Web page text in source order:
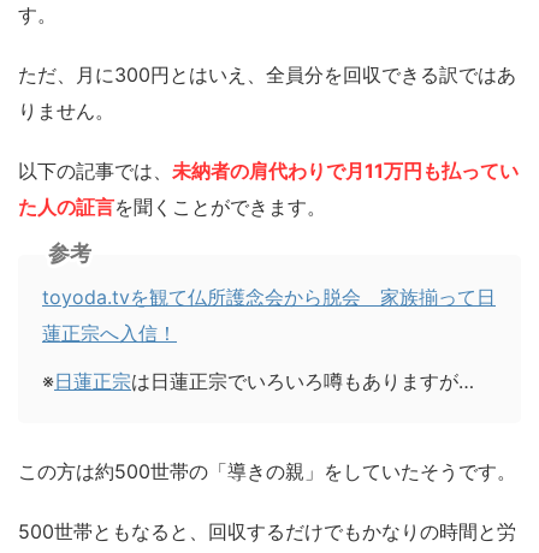
す。
ただ、月に300円とはいえ、全員分を回収できる訳ではあ
りません。
以下の記事では、 未納者の肩代わりで月11万円も払ってい
た人の証言を聞くことができます。
参考
toyoda.tvを観て仏所護念会から脱会 家族揃って日
蓮正宗へ入信！
※日蓮正宗は日蓮正宗でいろいろ噂もありますが…
この方は約500世帯の「導きの親」をしていたそうです。
500世帯ともなると、回収するだけでもかなりの時間と労